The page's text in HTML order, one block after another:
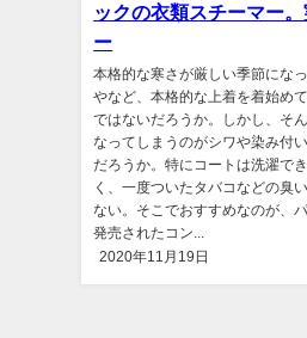
ックの衣類スチーマー
ー
本格的な寒さが厳しい季節にな
やなど、本格的な上着を着始め
ではないだろうか。しかし、そ
なってしまうのがシワや染み付
だろうか。特にコートは洗濯で
く、一度ついたタバコなどの臭
ない。そこでおすすめなのが、
発売されたコン...
2020年11月19日